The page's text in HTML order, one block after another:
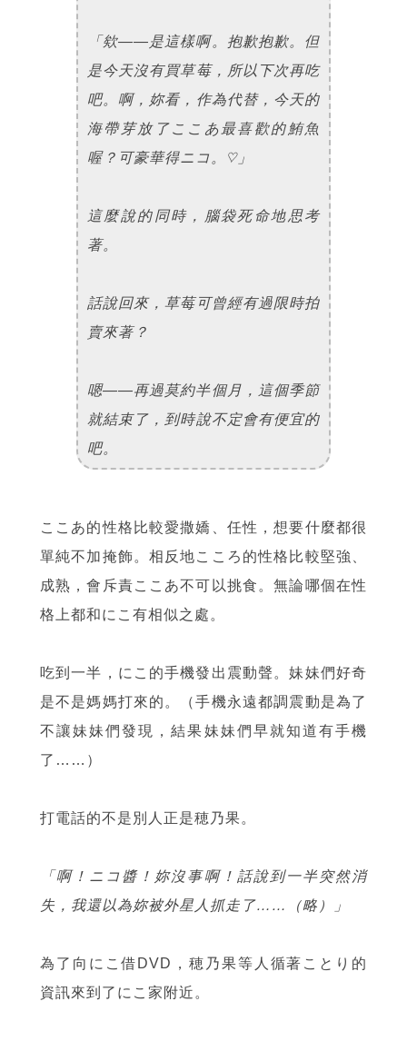
「欸——是這樣啊。抱歉抱歉。但
是今天沒有買草莓，所以下次再吃
吧。啊，妳看，作為代替，今天的
海帶芽放了ここあ最喜歡的鮪魚
喔？可豪華得ニコ。♡」
這麼說的同時，腦袋死命地思考
著。
話說回來，草莓可曾經有過限時拍
賣來著？
嗯——再過莫約半個月，這個季節
就結束了，到時說不定會有便宜的
吧。
ここあ的性格比較愛撒嬌、任性，想要什麼都很
單純不加掩飾。相反地こころ的性格比較堅強、
成熟，會斥責ここあ不可以挑食。無論哪個在性
格上都和にこ有相似之處。
吃到一半，にこ的手機發出震動聲。妹妹們好奇
是不是媽媽打來的。（手機永遠都調震動是為了
不讓妹妹們發現，結果妹妹們早就知道有手機
了……）
打電話的不是別人正是穂乃果。
「啊！ニコ醬！妳沒事啊！話說到一半突然消
失，我還以為妳被外星人抓走了……（略）」
為了向にこ借DVD，穂乃果等人循著ことり的
資訊來到了にこ家附近。